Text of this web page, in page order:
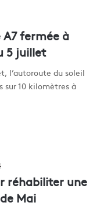
fermée à
5 juillet
l’autoroute du soleil
sur 10 kilomètres à
réhabiliter une
Mai